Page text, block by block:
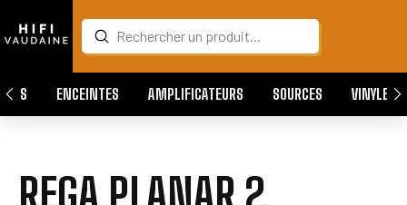
Search
Submit
ENCEINTES AMPLIFICATEURS SOURCES VINYLES
REGA PLANAR 2